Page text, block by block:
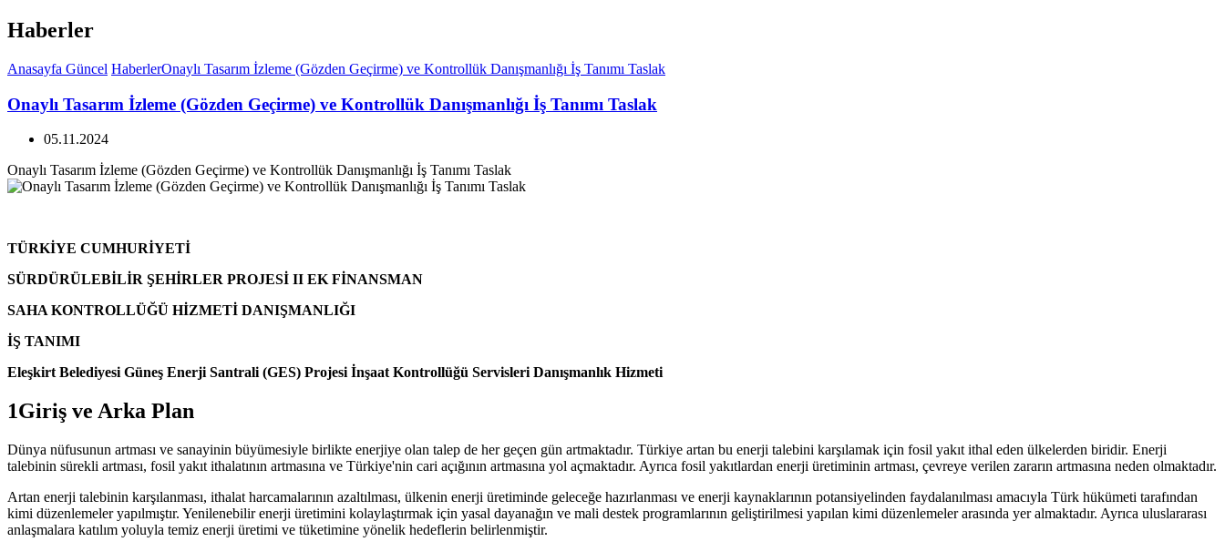
Haberler
Anasayfa Güncel HaberlerOnaylı Tasarım İzleme (Gözden Geçirme) ve Kontrollük Danışmanlığı İş Tanımı Taslak
Onaylı Tasarım İzleme (Gözden Geçirme) ve Kontrollük Danışmanlığı İş Tanımı Taslak
05.11.2024
Onaylı Tasarım İzleme (Gözden Geçirme) ve Kontrollük Danışmanlığı İş Tanımı Taslak
TÜRKİYE CUMHURİYETİ
SÜRDÜRÜLEBİLİR ŞEHİRLER PROJESİ II EK FİNANSMAN
SAHA KONTROLLÜĞÜ HİZMETİ DANIŞMANLIĞI
İŞ TANIMI
Eleşkirt Belediyesi Güneş Enerji Santrali (GES) Projesi İnşaat Kontrollüğü Servisleri Danışmanlık Hizmeti
1Giriş ve Arka Plan
Dünya nüfusunun artması ve sanayinin büyümesiyle birlikte enerjiye olan talep de her geçen gün artmaktadır. Türkiye artan bu enerji talebini karşılamak için fosil yakıt ithal eden ülkelerden biridir. Enerji
talebinin sürekli artması, fosil yakıt ithalatının artmasına ve Türkiye'nin cari açığının artmasına yol açmaktadır. Ayrıca fosil yakıtlardan enerji üretiminin artması, çevreye verilen zararın artmasına neden olmaktadır.
Artan enerji talebinin karşılanması, ithalat harcamalarının azaltılması, ülkenin enerji üretiminde geleceğe hazırlanması ve enerji kaynaklarının potansiyelinden faydalanılması amacıyla Türk hükümeti tarafından
kimi düzenlemeler yapılmıştır. Yenilenebilir enerji üretimini kolaylaştırmak için yasal dayanağın ve mali destek programlarının geliştirilmesi yapılan kimi düzenlemeler arasında yer almaktadır. Ayrıca uluslararası
anlaşmalara katılım yoluyla temiz enerji üretimi ve tüketimine yönelik hedeflerin belirlenmiştir.